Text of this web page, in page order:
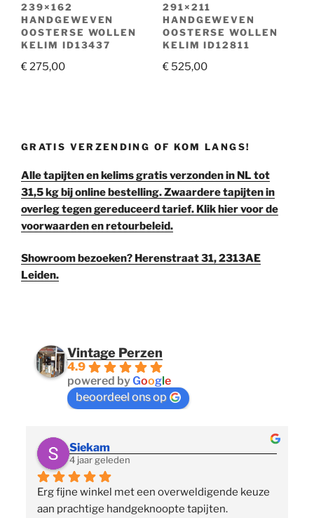
239×162
HANDGEWEVEN
OOSTERSE WOLLEN
KELIM ID13437
€ 275,00
291×211
HANDGEWEVEN
OOSTERSE WOLLEN
KELIM ID12811
€525,00
GRATIS VERZENDING OF KOM LANGS!
Alle tapijten en kelims gratis verzonden in NL tot
31,5 kg bij online bestelling. Zwaardere tapijten in
overleg tegen gereduceerd tarief. Klik hier voor de
voorwaarden en retourbeleid.
Showroom bezoeken? Herenstraat 31, 2313AE
Leiden.
Vintage Perzen
4.9
powered byGoogle
beoordeel ons op
Siekam
4 jaar geleden
Erg fijne winkel met een overweldigende keuze
aan prachtige handgeknoopte tapijten.